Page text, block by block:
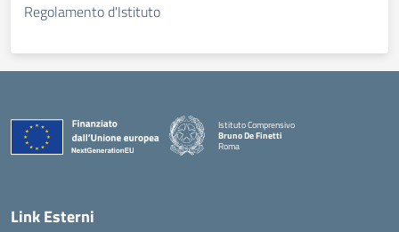
Regolamento d'Istituto
Istituto Comprensivo
Bruno De Finetti
Roma
Link Esterni